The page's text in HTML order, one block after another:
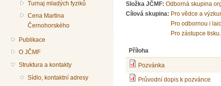
Turnaj mladých fyziků
Cena Martina
Černohorského
Publikace
O JČMF
Struktura a kontakty
Sídlo, kontaktní adresy
Složka JČMF: Odborná skupina
Cílová skupina: Pro vědce a
Pro odbornou i
Pro zástupce tisku.
Příloha
Pozvánka
Průvodní dopis k pozvánce